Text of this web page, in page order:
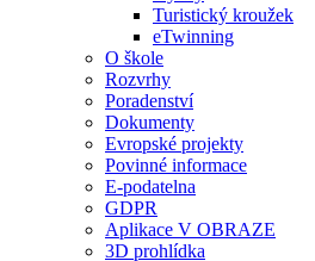
Turistický kroužek
eTwinning
O škole
Rozvrhy
Poradenství
Dokumenty
Evropské projekty
Povinné informace
E-podatelna
GDPR
Aplikace V OBRAZE
3D prohlídka